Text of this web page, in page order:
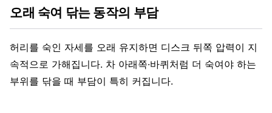
오래 숙여 닦는 동작의 부담
허리를 숙인 자세를 오래 유지하면 디스크 뒤쪽 압력이 지
속적으로 가해집니다. 차 아래쪽·바퀴처럼 더 숙여야 하는
부위를 닦을 때 부담이 특히 커집니다.